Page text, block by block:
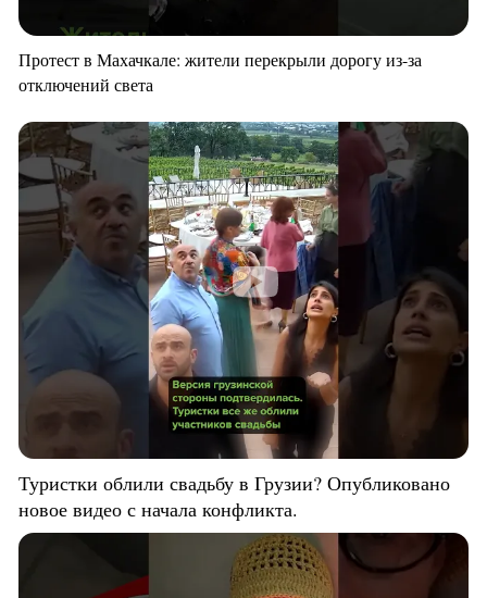
Протест в Махачкале: жители перекрыли дорогу из-за
отключений света
Туристки облили свадьбу в Грузии? Опубликовано
новое видео с начала конфликта.